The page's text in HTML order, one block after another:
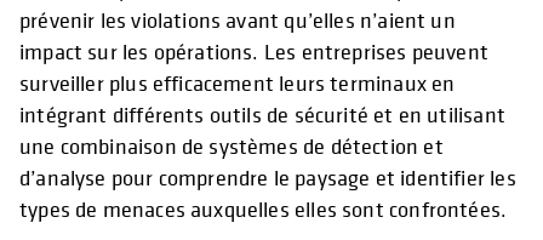
prévenir les violations avant qu’elles n’aient un
impact sur les opérations. Les entreprises peuvent
surveiller plus efficacement leurs terminaux en
intégrant différents outils de sécurité et en utilisant
une combinaison de systèmes de détection et
d’analyse pour comprendre le paysage et identifier les
types de menaces auxquelles elles sont confrontées.